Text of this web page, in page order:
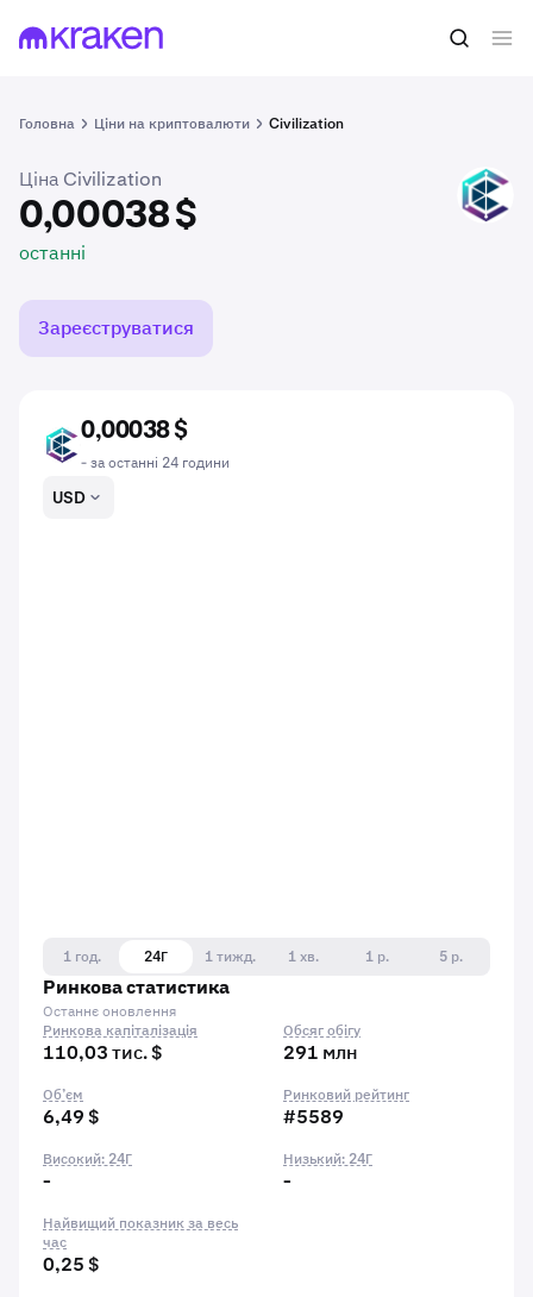
Головна Ціни на криптовалюти Civilization
0,00038 $ Купити CIV
Ціна Civilization
0,00038 $
останні
CIV
Зареєструватися
CIV
0,00038 $
- за останні 24 години
USD
1 год. 24Г 1 тижд. 1 хв. 1 р.
5 р.
Ринкова статистика
Останнє оновлення
Ринкова капіталізація
110,03 тис. $
Обсяг обігу
291 млн
Об’єм
6,49 $
Ринковий рейтинг
#5589
Високий: 24Г
-
Низький: 24Г
-
Найвищий показник за весь
час
0,25 $